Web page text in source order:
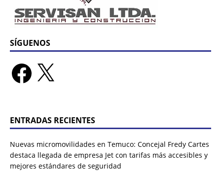
SÍGUENOS
ENTRADAS RECIENTES
Nuevas micromovilidades en Temuco: Concejal Fredy Cartes
destaca llegada de empresa Jet con tarifas más accesibles y
mejores estándares de seguridad